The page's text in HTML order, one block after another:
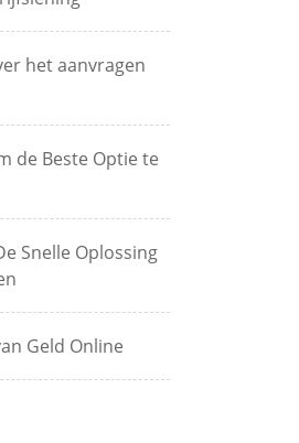
het aanvragen
de Beste Optie te
Snelle Oplossing
Geld Online